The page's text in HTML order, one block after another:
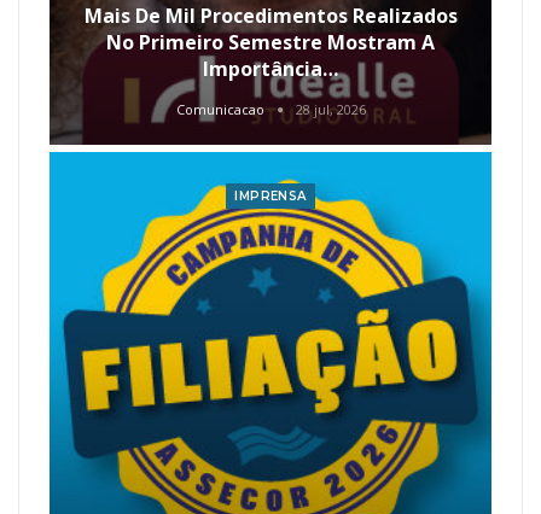
Mais De Mil Procedimentos Realizados
No Primeiro Semestre Mostram A
Importância…
Comunicacao 28 jul, 2026
IMPRENSA